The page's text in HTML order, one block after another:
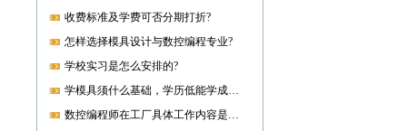
收费标准及学费可否分期打折?
怎样选择模具设计与数控编程专业?
学校实习是怎么安排的?
学模具须什么基础，学历低能学成就业吗?
数控编程师在工厂具体工作内容是什么?